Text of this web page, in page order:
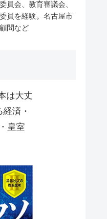
員会、教育審議会、
員を経験。名古屋市
問など